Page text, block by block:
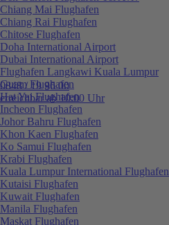
0848 / 19 96 00
erreichbar ab 10:00 Uhr
Chiang Mai Flughafen
Chiang Rai Flughafen
Chitose Flughafen
Doha International Airport
Dubai International Airport
Flughafen Langkawi Kuala Lumpur
Guam Flughafen
Hat Yai Flughafen
Incheon Flughafen
Johor Bahru Flughafen
Khon Kaen Flughafen
Ko Samui Flughafen
Krabi Flughafen
Kuala Lumpur International Flughafen
Kutaisi Flughafen
Kuwait Flughafen
Manila Flughafen
Maskat Flughafen